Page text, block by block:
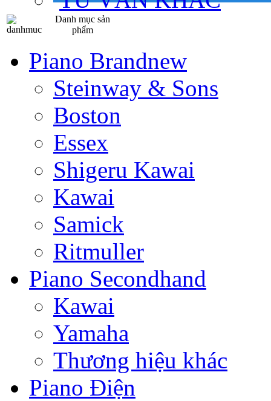
Danh mục sản
phẩm
Piano Brandnew
Steinway & Sons
Boston
Essex
Shigeru Kawai
Kawai
Samick
Ritmuller
Piano Secondhand
Kawai
Yamaha
Thương hiệu khác
Piano Điện